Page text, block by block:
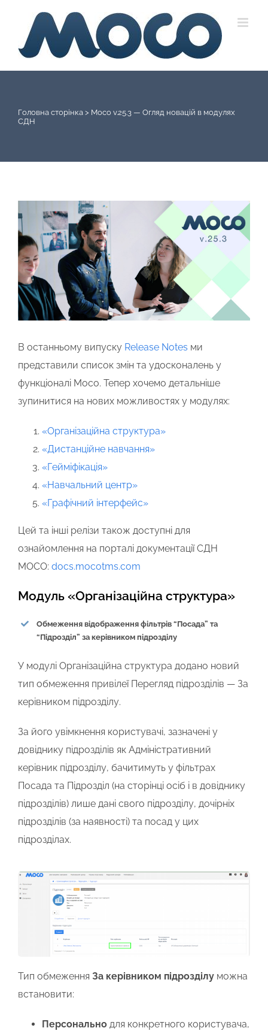
content
Головна сторінка > Moco v.25.3 — Огляд новацій в модулях
СДН
Larger
Image
В останньому випуску Release Notes ми
представили список змін та удосконалень у
функціоналі Moco. Тепер хочемо детальніше
зупинитися на нових можливостях у модулях:
«Організаційна структура»
«Дистанційне навчання»
«Гейміфікація»
«Навчальний центр»
«Графічний інтерфейс»
Цей та інші релізи також доступні для
ознайомлення на порталі документації СДН
MOCO: docs.mocotms.com
Модуль «Організаційна структура»
Обмеження відображення фільтрів “Посада” та
“Підрозділ” за керівником підрозділу
У модулі Організаційна структура додано новий
тип обмеження привілеї Перегляд підрозділів — За
керівником підрозділу.
За його увімкнення користувачі, зазначені у
довіднику підрозділів як Адміністративний
керівник підрозділу, бачитимуть у фільтрах
Посада та Підрозділ (на сторінці осіб і в довіднику
підрозділів) лише дані свого підрозділу, дочірніх
підрозділів (за наявності) та посад у цих
підрозділах.
Тип обмеження За керівником підрозділу можна
встановити:
Персонально для конкретного користувача,